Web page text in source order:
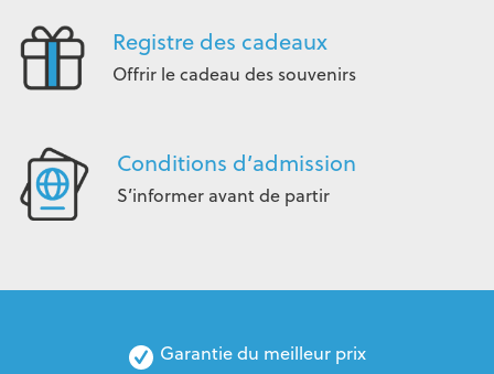
Registre des cadeaux
Offrir le cadeau des souvenirs
Conditions d’admission
S’informer avant de partir
Garantie du meilleur prix